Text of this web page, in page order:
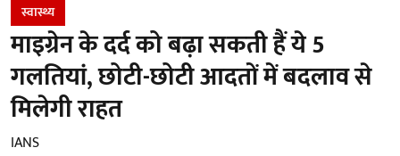
स्वास्थ्य
माइग्रेन के दर्द को बढ़ा सकती हैं ये 5
गलतियां, छोटी-छोटी आदतों में बदलाव से
मिलेगी राहत
IANS